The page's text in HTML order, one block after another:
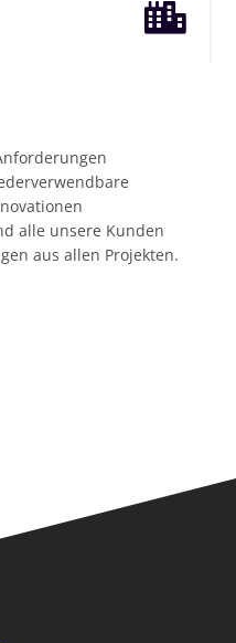

alle unsere Kunden
aus allen Projekten.